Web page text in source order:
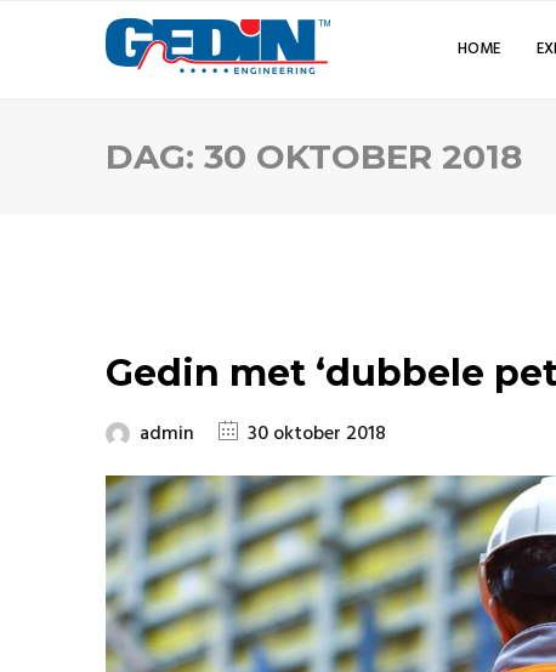
HOME
DAG: 30 OKTOBER 2018
Gedin met ‘dubbele
admin 30 oktober 2018